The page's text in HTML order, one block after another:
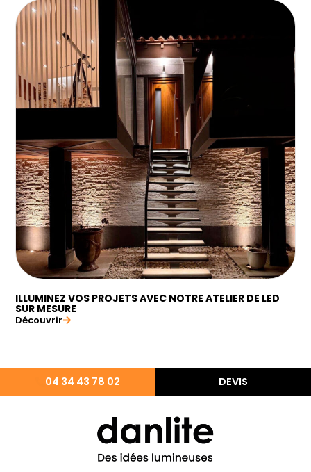
ILLUMINEZ VOS PROJETS AVEC NOTRE ATELIER DE LED
SUR MESURE
Découvrir
04 34 43 78 02 DEVIS